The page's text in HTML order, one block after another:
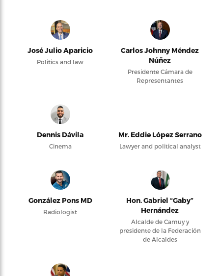
José Julio Aparicio
Politics and law
Carlos Johnny Méndez
Núñez
Presidente Cámara de
Representantes
Dennis Dávila
Cinema
Mr. Eddie López Serrano
Lawyer and political analyst
González Pons MD
Radiologist
Hon. Gabriel “Gaby”
Hernández
Alcalde de Camuy y
presidente de la Federación
de Alcaldes